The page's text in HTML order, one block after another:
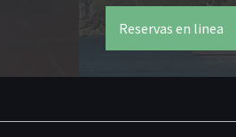
Reservas en linea